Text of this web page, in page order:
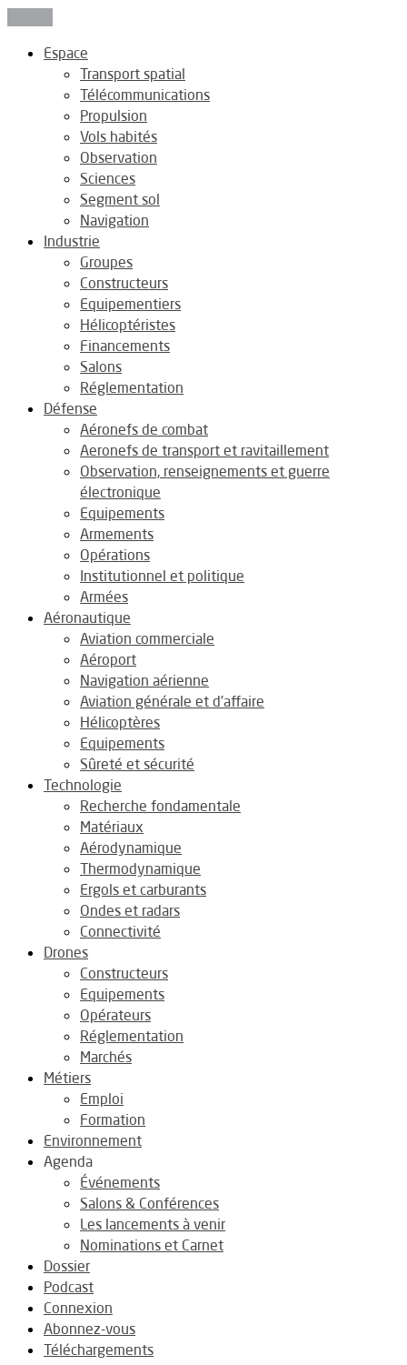
Espace
Transport spatial
Télécommunications
Propulsion
Vols habités
Observation
Sciences
Segment sol
Navigation
Industrie
Groupes
Constructeurs
Equipementiers
Hélicoptéristes
Financements
Salons
Réglementation
Défense
Aéronefs de combat
Aeronefs de transport et ravitaillement
Observation, renseignements et guerre
électronique
Equipements
Armements
Opérations
Institutionnel et politique
Armées
Aéronautique
Aviation commerciale
Aéroport
Navigation aérienne
Aviation générale et d’affaire
Hélicoptères
Equipements
Sûreté et sécurité
Technologie
Recherche fondamentale
Matériaux
Aérodynamique
Thermodynamique
Ergols et carburants
Ondes et radars
Connectivité
Drones
Constructeurs
Equipements
Opérateurs
Réglementation
Marchés
Métiers
Emploi
Formation
Environnement
Agenda
Événements
Salons & Conférences
Les lancements à venir
Nominations et Carnet
Dossier
Podcast
Connexion
Abonnez-vous
Téléchargements